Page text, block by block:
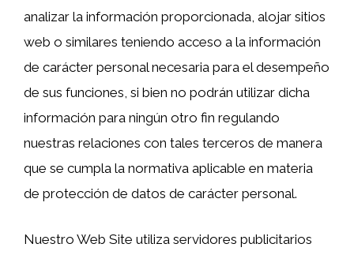
analizar la información proporcionada, alojar sitios
web o similares teniendo acceso a la información
de carácter personal necesaria para el desempeño
de sus funciones, si bien no podrán utilizar dicha
información para ningún otro fin regulando
nuestras relaciones con tales terceros de manera
que se cumpla la normativa aplicable en materia
de protección de datos de carácter personal.
Nuestro Web Site utiliza servidores publicitarios